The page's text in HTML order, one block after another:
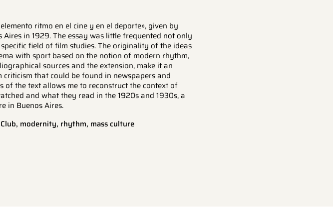
ritmo en el cine y en el deporte», given by
Aires in 1929. The essay was little frequented not only
field of film studies. The originality of the ideas
with sport based on the notion of modern rhythm,
sources and the extension, make it an
that could be found in newspapers and
of the text allows me to reconstruct the context of
and what they read in the 1920s and 1930s, a
in Buenos Aires.
modernity, rhythm, mass culture